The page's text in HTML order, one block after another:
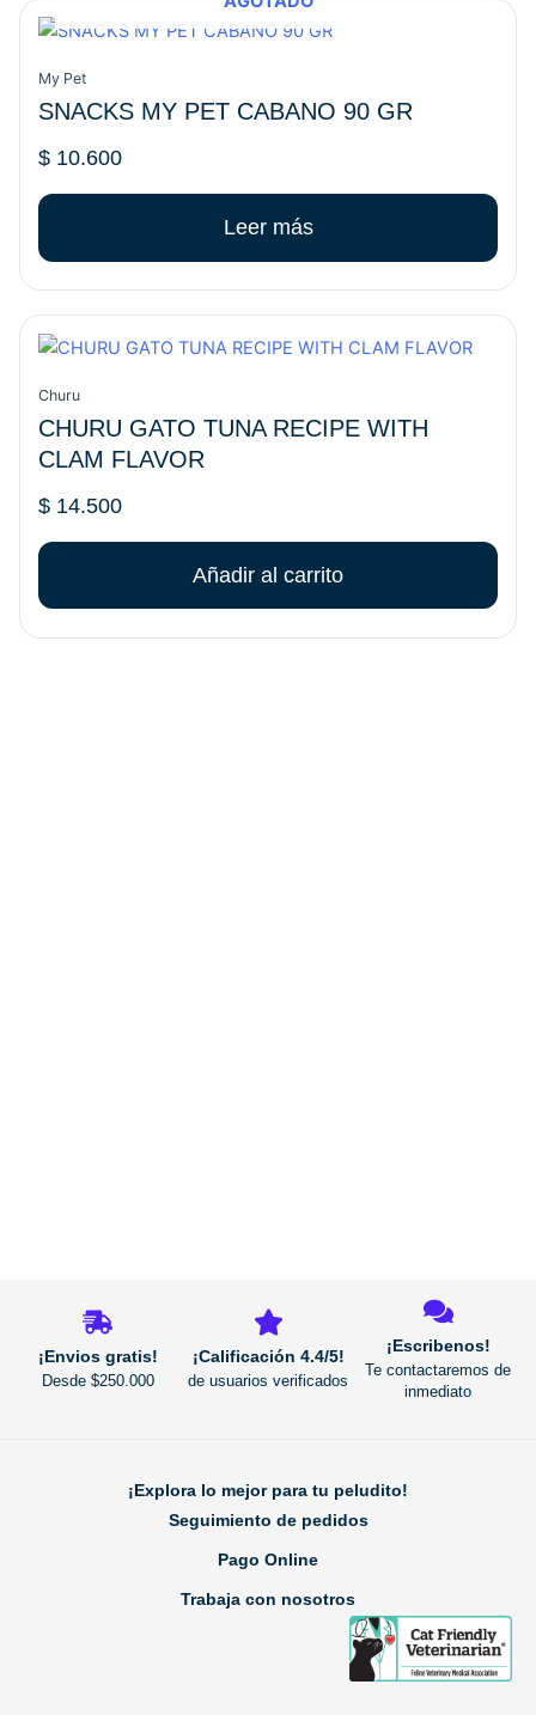
My Pet
SNACKS MY PET CABANO 90 GR
$10.600
Leer más
Churu
CHURU GATO TUNA RECIPE WITH
CLAM FLAVOR
$14.500
Añadir al carrito
¡Envios gratis!
Desde $250.000
¡Calificación 4.4/5!
de usuarios verificados
¡Escribenos!
Te contactaremos de
inmediato
¡Explora lo mejor para tu peludito!
Seguimiento de pedidos
Pago Online
Trabaja con nosotros